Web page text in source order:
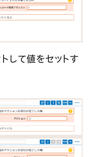
して値をセットす